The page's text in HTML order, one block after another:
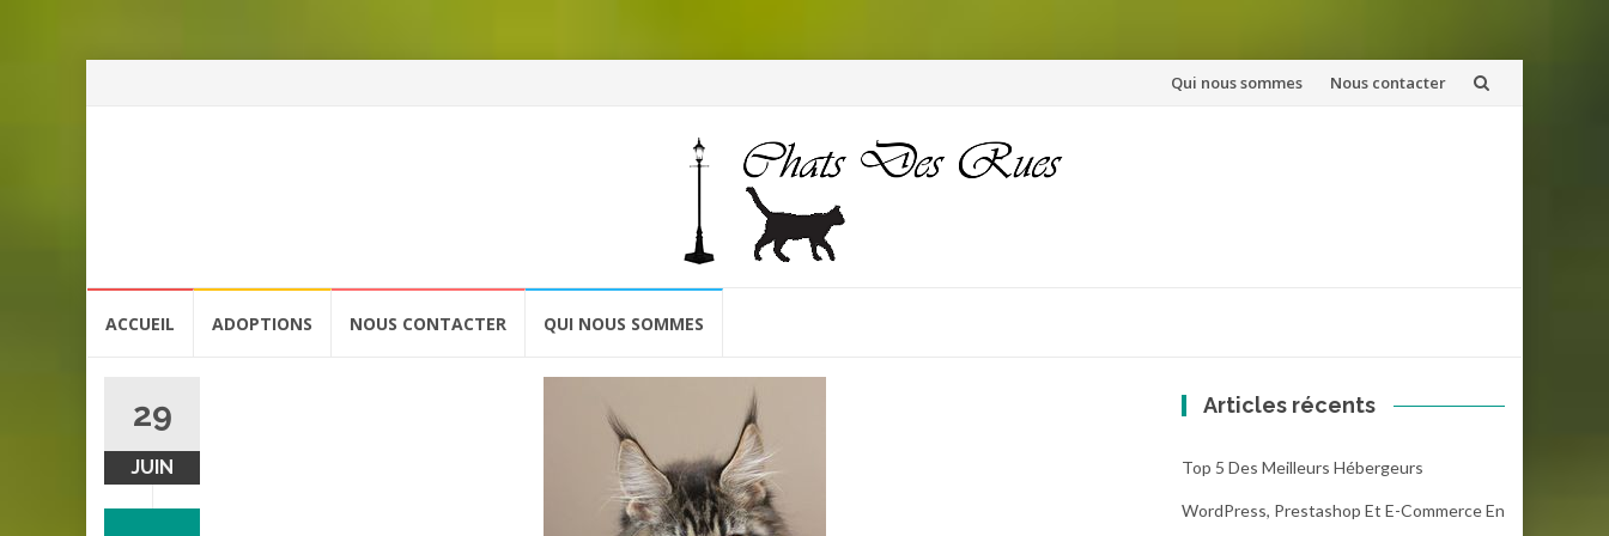
Aller
Qui nous sommes Nous contacter
ACCUEIL ADOPTIONS NOUS CONTACTER QUI NOUS SOMMES
29
JUIN
Articles récents
Top 5 Des Meilleurs Hébergeurs
WordPress, Prestashop Et E-Commerce En